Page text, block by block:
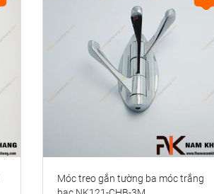
Móc treo gắn tường ba móc trắng